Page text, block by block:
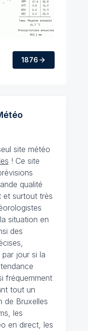
1876
site météo
! Ce site
qualité
et surtout très
situation en
des
jour si la
fréquemment
tout un
de Bruxelles
les
en direct, les